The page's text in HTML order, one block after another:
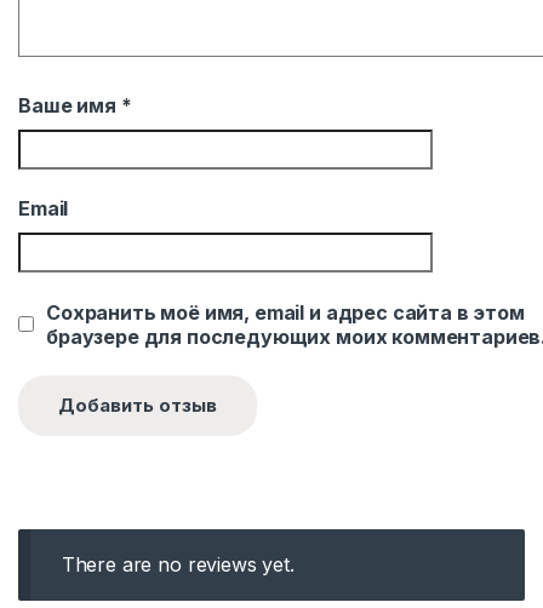
Ваше имя *
Email
Сохранить моё имя, email и адрес сайта в этом
браузере для последующих моих
There are no reviews yet.